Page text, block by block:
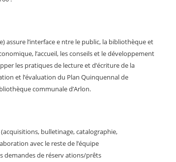
assure l’interface e ntre le public, la bibliothèque et
l’accueil, les conseils et le développement
les pratiques de lecture et d’écriture de la
et l’évaluation du Plan Quinquennal de
communale d’Arlon.
bulletinage, catalographie,
avec le reste de l’équipe
demandes de réserv ations/prêts